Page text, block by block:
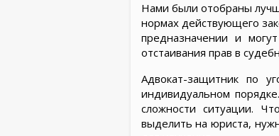
Нами были отобраны
нормах действующего
предназначении и
отстаивания прав в
Адвокат-защитник по
индивидуальном
сложности ситуации.
выделить на юриста,